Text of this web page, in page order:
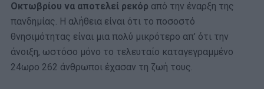
Οκτωβρίου να αποτελεί ρεκόρ από την έναρξη της
πανδημίας. Η αλήθεια είναι ότι το ποσοστό
θνησιμότητας είναι μια πολύ μικρότερο απ’ ότι την
άνοιξη, ωστόσο μόνο το τελευταίο καταγεγραμμένο
24ωρο 262 άνθρωποι έχασαν τη ζωή τους.